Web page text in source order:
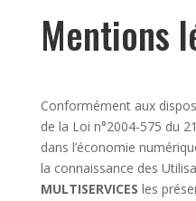
Mentions
Conformément aux
de la Loi n°2004-575 du
dans l’économie
la connaissance des
MULTISERVICES les